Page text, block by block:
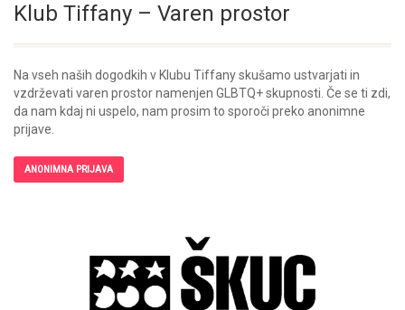
Klub Tiffany – Varen prostor
Na vseh naših dogodkih v Klubu Tiffany skušamo ustvarjati in
vzdrževati varen prostor namenjen GLBTQ+ skupnosti. Če se ti zdi,
da nam kdaj ni uspelo, nam prosim to sporoči preko anonimne
prijave.
ANONIMNA PRIJAVA